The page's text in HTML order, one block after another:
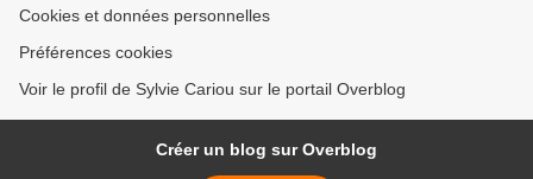
Cookies et données personnelles
Préférences cookies
Voir le profil de Sylvie Cariou sur le portail Overblog
Créer un blog sur Overblog